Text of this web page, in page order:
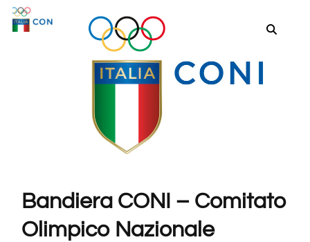
Bandiera CONI – Comitato
Olimpico Nazionale